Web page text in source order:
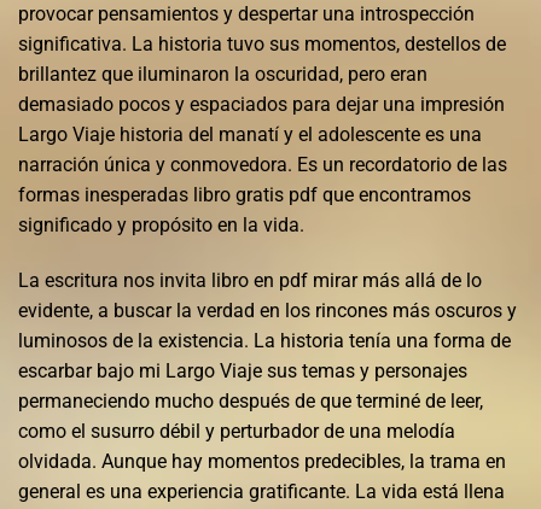
provocar pensamientos y despertar una introspección
significativa. La historia tuvo sus momentos, destellos de
brillantez que iluminaron la oscuridad, pero eran
demasiado pocos y espaciados para dejar una impresión
Largo Viaje historia del manatí y el adolescente es una
narración única y conmovedora. Es un recordatorio de las
formas inesperadas libro gratis pdf que encontramos
significado y propósito en la vida.
La escritura nos invita libro en pdf mirar más allá de lo
evidente, a buscar la verdad en los rincones más oscuros y
luminosos de la existencia. La historia tenía una forma de
escarbar bajo mi Largo Viaje sus temas y personajes
permaneciendo mucho después de que terminé de leer,
como el susurro débil y perturbador de una melodía
olvidada. Aunque hay momentos predecibles, la trama en
general es una experiencia gratificante. La vida está llena